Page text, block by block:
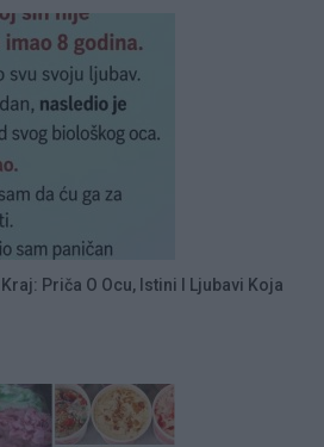
Priča O Ocu, Istini I Ljubavi Koja